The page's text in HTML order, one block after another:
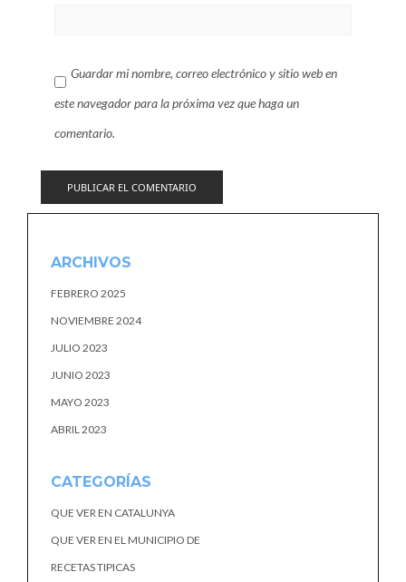
Guardar mi nombre, correo electrónico y sitio web en
este navegador para la próxima vez que haga un
comentario.
ARCHIVOS
FEBRERO 2025
NOVIEMBRE 2024
JULIO 2023
JUNIO 2023
MAYO 2023
ABRIL 2023
CATEGORÍAS
QUE VER EN CATALUNYA
QUE VER EN EL MUNICIPIO DE
RECETAS TIPICAS